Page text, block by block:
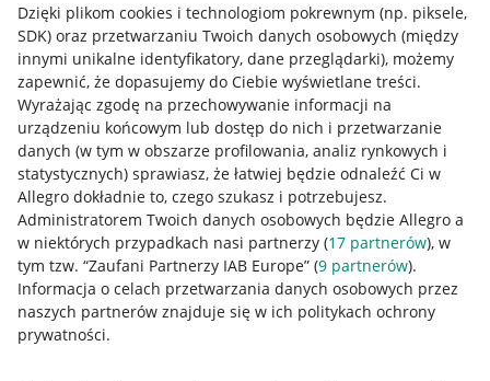
Dzięki plikom cookies i technologiom pokrewnym (np. piksele,
SDK) oraz przetwarzaniu Twoich danych osobowych (między
innymi unikalne identyfikatory, dane przeglądarki), możemy
zapewnić, że dopasujemy do Ciebie wyświetlane treści.
Wyrażając zgodę na przechowywanie informacji na
urządzeniu końcowym lub dostęp do nich i przetwarzanie
danych (w tym w obszarze profilowania, analiz rynkowych i
statystycznych) sprawiasz, że łatwiej będzie odnaleźć Ci w
Allegro dokładnie to, czego szukasz i potrzebujesz.
Administratorem Twoich danych osobowych będzie Allegro a
w niektórych przypadkach nasi partnerzy (17 partnerów), w
tym tzw. “Zaufani Partnerzy IAB Europe” (9 partnerów).
Informacja o celach przetwarzania danych osobowych przez
naszych partnerów znajduje się w ich politykach ochrony
prywatności.
Przydatne informacje
Jak to działa
Napisz do nas